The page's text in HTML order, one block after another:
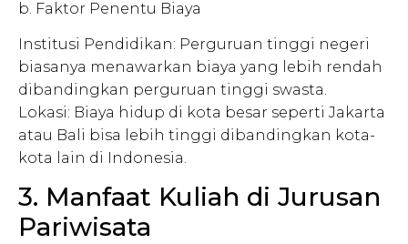
b. Faktor Penentu Biaya
Institusi Pendidikan: Perguruan tinggi negeri
biasanya menawarkan biaya yang lebih rendah
dibandingkan perguruan tinggi swasta.
Lokasi: Biaya hidup di kota besar seperti Jakarta
atau Bali bisa lebih tinggi dibandingkan kota-
kota lain di Indonesia.
3. Manfaat Kuliah di Jurusan
Pariwisata